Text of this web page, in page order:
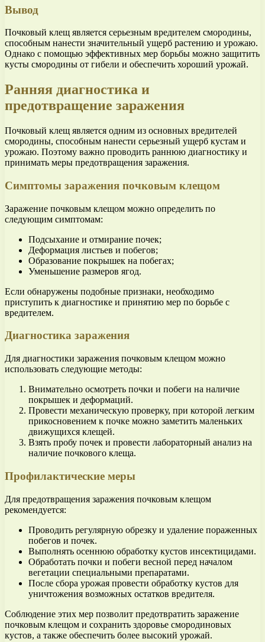
Вывод
Почковый клещ является серьезным вредителем смородины,
способным нанести значительный ущерб растению и урожаю.
Однако с помощью эффективных мер борьбы можно защитить
кусты смородины от гибели и обеспечить хороший урожай.
Ранняя диагностика и
предотвращение заражения
Почковый клещ является одним из основных вредителей
смородины, способным нанести серьезный ущерб кустам и
урожаю. Поэтому важно проводить раннюю диагностику и
принимать меры предотвращения заражения.
Симптомы заражения почковым клещом
Заражение почковым клещом можно определить по
следующим симптомам:
Подсыхание и отмирание почек;
Деформация листьев и побегов;
Образование покрышек на побегах;
Уменьшение размеров ягод.
Если обнаружены подобные признаки, необходимо
приступить к диагностике и принятию мер по борьбе с
вредителем.
Диагностика заражения
Для диагностики заражения почковым клещом можно
использовать следующие методы:
Внимательно осмотреть почки и побеги на наличие
покрышек и деформаций.
Провести механическую проверку, при которой легким
прикосновением к почке можно заметить маленьких
движущихся клещей.
Взять пробу почек и провести лабораторный анализ на
наличие почкового клеща.
Профилактические меры
Для предотвращения заражения почковым клещом
рекомендуется:
Проводить регулярную обрезку и удаление пораженных
побегов и почек.
Выполнять осеннюю обработку кустов инсектицидами.
Обработать почки и побеги весной перед началом
вегетации специальными препаратами.
После сбора урожая провести обработку кустов для
уничтожения возможных остатков вредителя.
Соблюдение этих мер позволит предотвратить заражение
почковым клещом и сохранить здоровье смородиновых
кустов, а также обеспечить более высокий урожай.